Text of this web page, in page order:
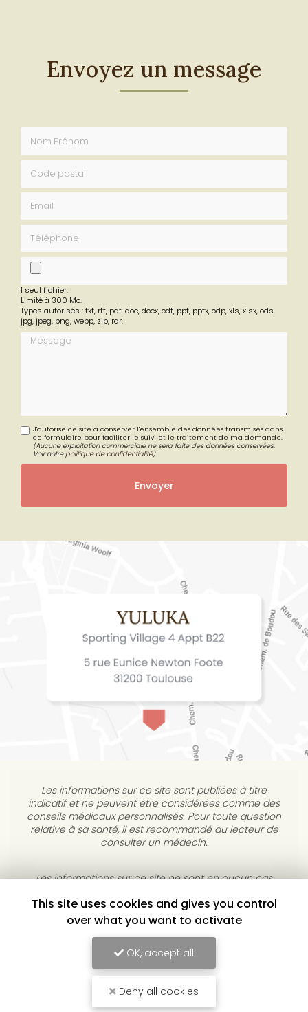
Envoyez un message
Nom Prénom
Code postal
Email
Téléphone
fichier
1 seul fichier.
Limité à 300 Mo.
Types autorisés : txt, rtf, pdf, doc, docx, odt, ppt, pptx, odp, xls, xlsx, ods,
jpg, jpeg, png, webp, zip, rar.
J'autorise ce site à conserver l'ensemble des données transmises dans
ce formulaire pour faciliter le suivi et le traitement de ma demande.
Les informations sur ce site sont publiées à titre
indicatif et ne peuvent être considérées comme des
conseils médicaux personnalisés. Pour toute question
Les informations sur ce site ne sont en aucun cas
destinées à diagnostiquer, traiter, atténuer ou guérir
une maladie. L’éditeur s’interdit de répondre à des
courriels médicaux personnels sans consultation
individuelle médicale.
YULUKA, CENTRE DE BIEN-ÊTRE À TOULOUSE
This site uses cookies and gives you control
over what you want to activate
OK, accept all
Deny all cookies